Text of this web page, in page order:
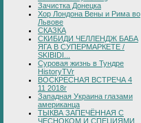
Зачистка Донецка
Хор Лондона Вены и Рима во
Львове
СКАЗКА
СКИБИДИ ЧЕЛЛЕНДЖ БАБА
ЯГА В СУПЕРМАРКЕТЕ /
SKIBIDI...
Суровая жизнь в Тундре
HistoryTVr
ВОСКРЕСНАЯ ВСТРЕЧА 4
11 2018г
Западная Украина глазами
американца
ТЫКВА ЗАПЕЧЁННАЯ С
ЧЕСНОКОМ И СПЕЦИЯМИ